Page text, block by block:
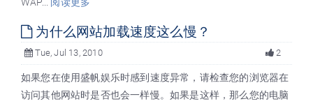
为什么网站加载速度这么慢？
Tue, Jul 13, 2010 2
如果您在使用盛帆娱乐时感到速度异常，请检查您的浏览器在
访问其他网站时是否也会一样慢。如果是这样，那么您的电脑